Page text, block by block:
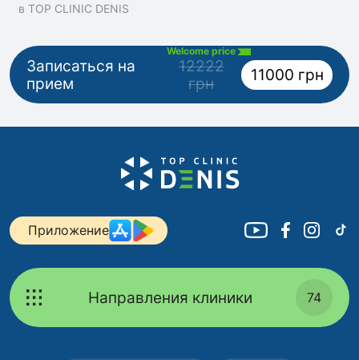
в TOP CLINIC DENIS
Записаться на
прием
Welcome price
12222
грн
11000 грн
Приложение
Направления клиники 74